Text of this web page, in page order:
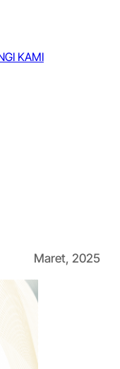
KAMI
Maret, 2025